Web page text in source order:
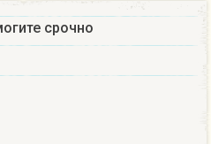
срочно